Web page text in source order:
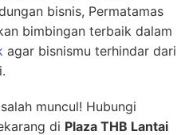
bisnis, Permatamas
bimbingan terbaik dalam
agar bisnismu terhindar dari
muncul! Hubungi
di Plaza THB Lantai